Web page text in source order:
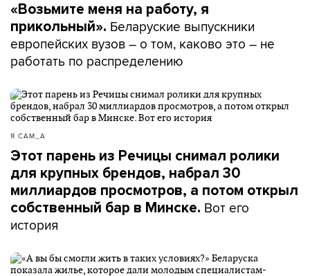
«Возьмите меня на работу, я
прикольный». Беларуские выпускники
европейских вузов – о том, каково это – не
работать по распределению
Я САМ_А
Этот парень из Речицы снимал ролики
для крупных брендов, набрал 30
миллиардов просмотров, а потом открыл
собственный бар в Минске. Вот его
история